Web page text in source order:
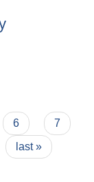
6
7
last »